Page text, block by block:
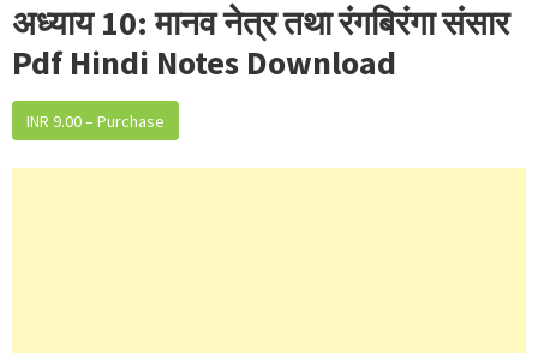
अध्याय 10: मानव नेत्र तथा रंगबिरंगा संसार
Pdf Hindi Notes Download
INR 9.00 – Purchase